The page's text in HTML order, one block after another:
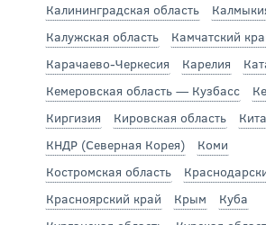
Калининградская область
Калужская область
Камчатский
Карачаево-Черкесия
Карелия
Кемеровская область — Кузбасс
Киргизия
Кировская область
КНДР (Северная Корея)
Коми
Костромская область
Красноярский край
Крым
Куба